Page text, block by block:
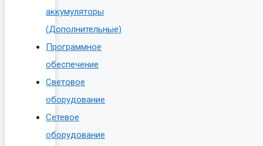
аккумуляторы
(Дополнительные)
Программное
обеспечение
Световое
оборудование
Сетевое
оборудование